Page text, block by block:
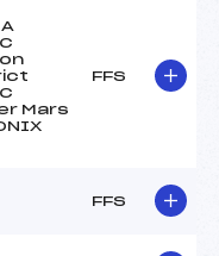
Mars
FFS
FFS